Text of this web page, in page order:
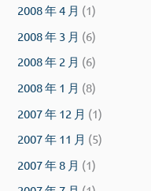
2008 年 4 月 (1)
2008 年 3 月 (6)
2008 年 2 月 (6)
2008 年 1 月 (8)
2007 年 12 月 (1)
2007 年 11 月 (5)
2007 年 8 月 (1)